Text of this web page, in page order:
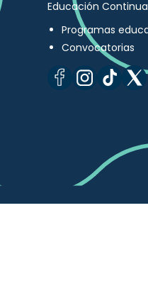
Educación Continua
Programas
Convocatorias